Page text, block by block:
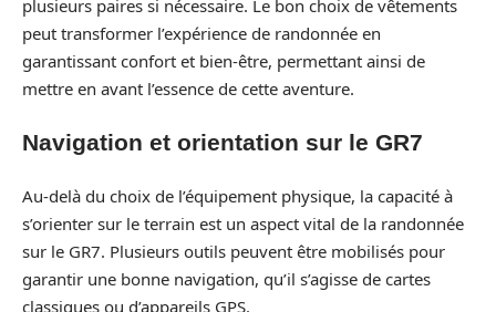
plusieurs paires si nécessaire. Le bon choix de vêtements
peut transformer l’expérience de randonnée en
garantissant confort et bien-être, permettant ainsi de
mettre en avant l’essence de cette aventure.
Navigation et orientation sur le GR7
Au-delà du choix de l’équipement physique, la capacité à
s’orienter sur le terrain est un aspect vital de la randonnée
sur le GR7. Plusieurs outils peuvent être mobilisés pour
garantir une bonne navigation, qu’il s’agisse de cartes
classiques ou d’appareils GPS.